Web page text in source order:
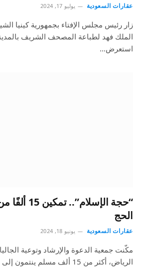
عقارات السعودية يوليو 17, 2024
زار رئيس مجلس الإفتاء بجمهورية كينيا
الملك فهد لطباعة المصحف الشريف
استعرض…
“حجة
الحج
عقارات السعودية يونيو 18, 2024
مكّنت جمعية الدعوة والإرشاد وتوعية
الرياض، أكثر من 15 ألف مسلم ينتمون إلى 25 دولة من…